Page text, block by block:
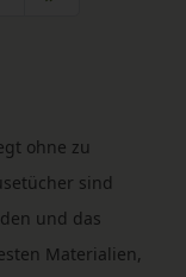
ohne zu
sind
und das
Materialien,